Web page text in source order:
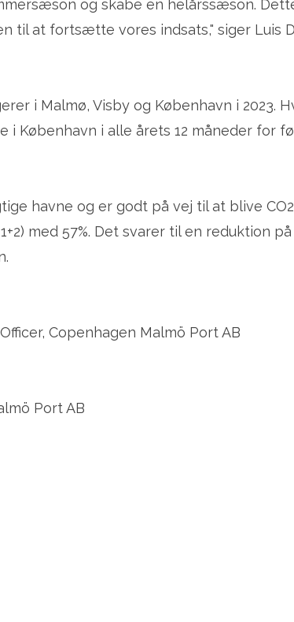
og skabe en helårssæson.
at fortsætte vores indsats," siger Luis
i Malmø, Visby og København i 2023.
København i alle årets 12 måneder for
havne og er godt på vej til at blive
med 57%. Det svarer til en reduktion
Copenhagen Malmö Port AB
Port AB